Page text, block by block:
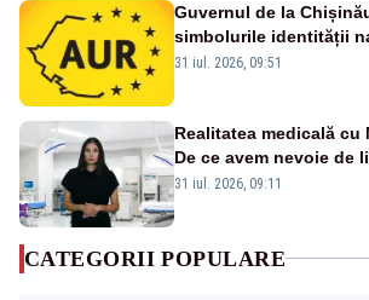
Guvernul de la
simbolurile identității
română nu se
31 iul. 2026, 09:51
Realitatea medicală cu
De ce avem nevoie de
31 iul. 2026, 09:11
CATEGORII POPULARE